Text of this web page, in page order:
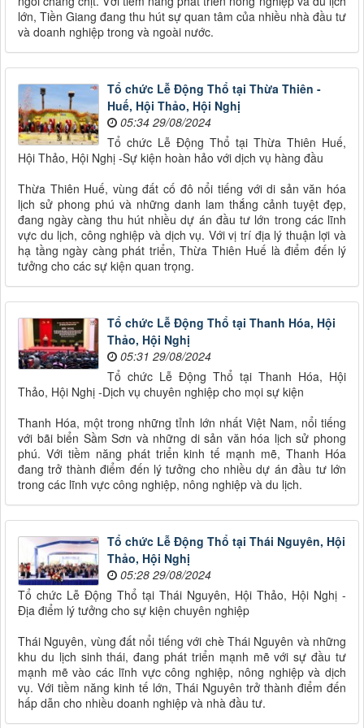
lớn, Tiền Giang đang thu hút sự quan tâm của nhiều nhà đầu tư
và doanh nghiệp trong và ngoài nước.
Tổ chức Lễ Động Thổ tại Thừa Thiên -
Huế, Hội Thảo, Hội Nghị
05:34 29/08/2024
Tổ chức Lễ Động Thổ tại Thừa Thiên Huế,
Hội Thảo, Hội Nghị -Sự kiện hoàn hảo với dịch vụ hàng đầu
Thừa Thiên Huế, vùng đất cố đô nổi tiếng với di sản văn hóa
lịch sử phong phú và những danh lam thắng cảnh tuyệt đẹp,
đang ngày càng thu hút nhiều dự án đầu tư lớn trong các lĩnh
vực du lịch, công nghiệp và dịch vụ. Với vị trí địa lý thuận lợi và
hạ tầng ngày càng phát triển, Thừa Thiên Huế là điểm đến lý
tưởng cho các sự kiện quan trọng.
Tổ chức Lễ Động Thổ tại Thanh Hóa, Hội
Thảo, Hội Nghị
05:31 29/08/2024
Tổ chức Lễ Động Thổ tại Thanh Hóa, Hội
Thảo, Hội Nghị -Dịch vụ chuyên nghiệp cho mọi sự kiện
Thanh Hóa, một trong những tỉnh lớn nhất Việt Nam, nổi tiếng
với bãi biển Sầm Sơn và những di sản văn hóa lịch sử phong
phú. Với tiềm năng phát triển kinh tế mạnh mẽ, Thanh Hóa
đang trở thành điểm đến lý tưởng cho nhiều dự án đầu tư lớn
trong các lĩnh vực công nghiệp, nông nghiệp và du lịch.
Tổ chức Lễ Động Thổ tại Thái Nguyên, Hội
Thảo, Hội Nghị
05:28 29/08/2024
Tổ chức Lễ Động Thổ tại Thái Nguyên, Hội Thảo, Hội Nghị -
Địa điểm lý tưởng cho sự kiện chuyên nghiệp
Thái Nguyên, vùng đất nổi tiếng với chè Thái Nguyên và những
khu du lịch sinh thái, đang phát triển mạnh mẽ với sự đầu tư
mạnh mẽ vào các lĩnh vực công nghiệp, nông nghiệp và dịch
vụ. Với tiềm năng kinh tế lớn, Thái Nguyên trở thành điểm đến
hấp dẫn cho nhiều doanh nghiệp và nhà đầu tư.